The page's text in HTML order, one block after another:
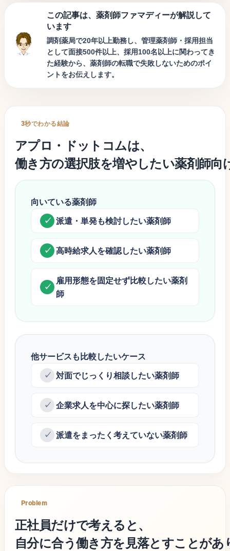
この記事は、薬剤師ファマディーが解説して
います
調剤薬局で20年以上勤務し、管理薬剤師・採用担当
として面接500件以上、採用100名以上に関わってき
た経験から、薬剤師の転職で失敗しないためのポイ
ントをお伝えします。
3秒でわかる結論
アプロ・ドットコムは、
働き方の選択肢を増やしたい薬剤師向
向いている薬剤師
派遣・単発も検討したい薬剤師
高時給求人を確認したい薬剤師
雇用形態を固定せず比較したい薬剤
師
他サービスも比較したいケース
対面でじっくり相談したい薬剤師
企業求人を中心に探したい薬剤師
派遣をまったく考えていない薬剤師
Problem
正社員だけで考えると、
自分に合う働き方を見落とすことがあ